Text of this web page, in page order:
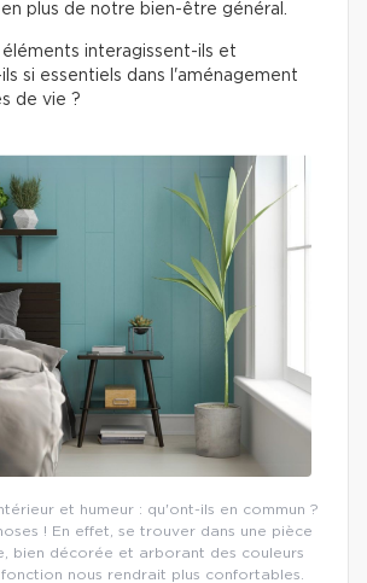
plus de notre bien-être général.
interagissent-ils et
si essentiels dans l'aménagement
de vie ?
et humeur : qu'ont-ils en commun ?
! En effet, se trouver dans une pièce
bien décorée et arborant des couleurs
nous rendrait plus confortables.